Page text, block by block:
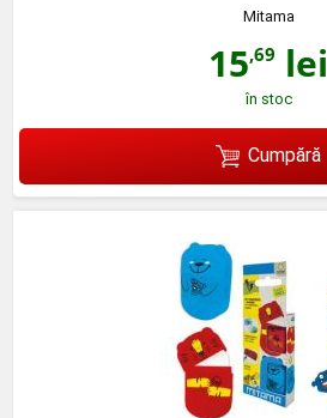
Mitama
15,69 lei
în stoc
Cumpără